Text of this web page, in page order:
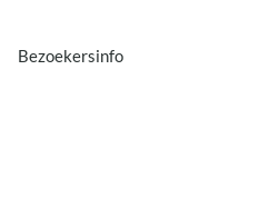
Bezoekersinfo